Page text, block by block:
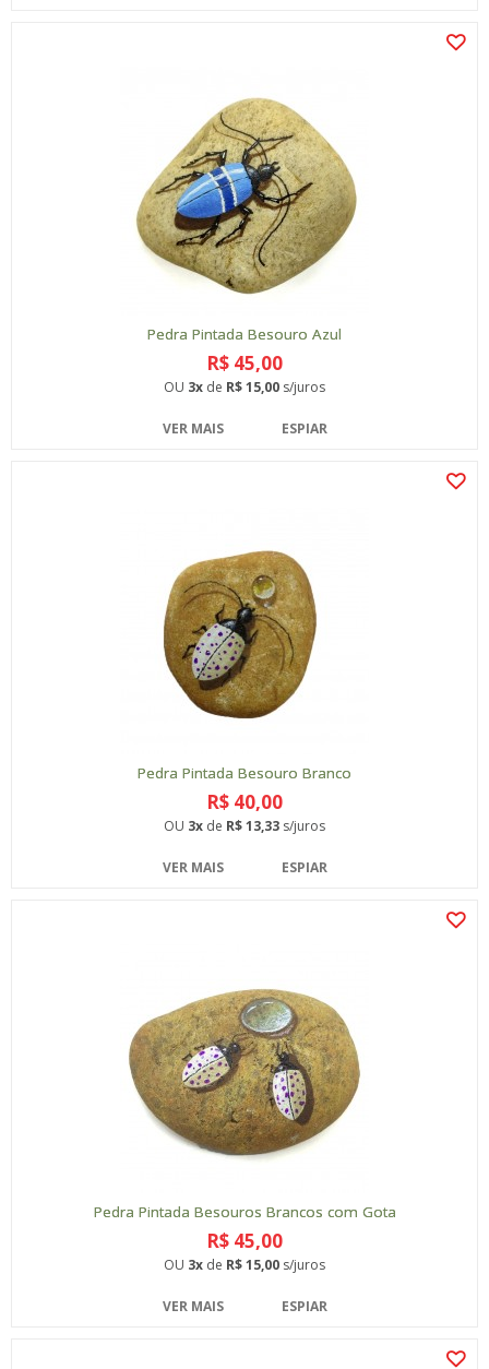
Pedra Pintada Besouro Azul
R$ 45,00
OU 3x de R$ 15,00 s/juros
VER MAIS ESPIAR
Pedra Pintada Besouro Branco
R$ 40,00
OU 3x de R$ 13,33 s/juros
VER MAIS ESPIAR
Pedra Pintada Besouros Brancos com Gota
R$ 45,00
OU 3x de R$ 15,00 s/juros
VER MAIS ESPIAR